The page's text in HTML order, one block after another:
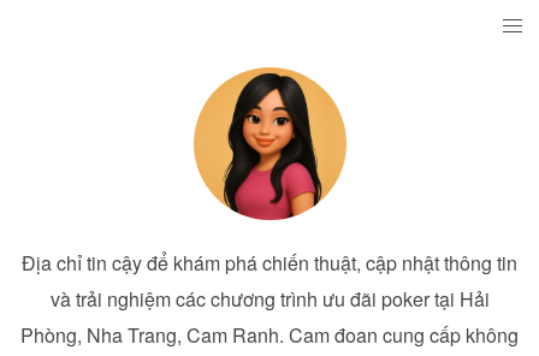
Địa chỉ tin cậy để khám phá chiến thuật, cập nhật thông tin
và trải nghiệm các chương trình ưu đãi poker tại Hải
Phòng, Nha Trang, Cam Ranh. Cam đoan cung cấp không